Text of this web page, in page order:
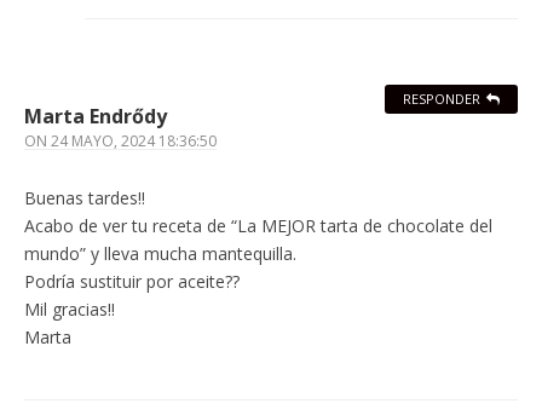
Marta Endrődy
ON 24 MAYO, 2024 18:36:50
Buenas tardes!!
Acabo de ver tu receta de “La MEJOR tarta de chocolate del
mundo” y lleva mucha mantequilla.
Podría sustituir por aceite??
Mil gracias!!
Marta
RESPONDER